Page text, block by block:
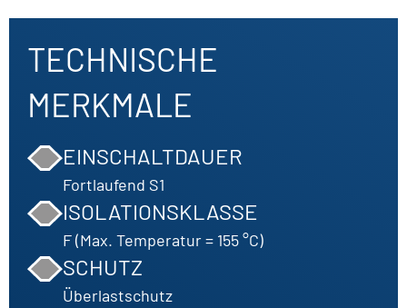
TECHNISCHE
MERKMALE
EINSCHALTDAUER
Fortlaufend S1
ISOLATIONSKLASSE
F (Max. Temperatur = 155 °C)
SCHUTZ
Überlastschutz